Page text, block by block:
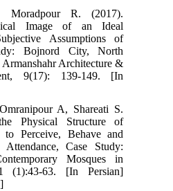
Moradpour R. (2017).
Image of an Ideal
Assumptions of
Bojnord City, North
Architecture &
9(17): 139-149. [In
A, Shareati S.
Physical Structure of
Perceive, Behave and
Attendance, Case Study:
Mosques in
(1):43-63. [In Persian]
]